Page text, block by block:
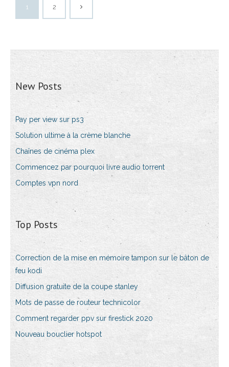
1 2
New Posts
Pay per view sur ps3
Solution ultime à la crème blanche
Chaînes de cinéma plex
Commencez par pourquoi livre audio torrent
Comptes vpn nord
Top Posts
Correction de la mise en mémoire tampon sur le bâton de
feu kodi
Diffusion gratuite de la coupe stanley
Mots de passe de routeur technicolor
Comment regarder ppv sur firestick 2020
Nouveau bouclier hotspot